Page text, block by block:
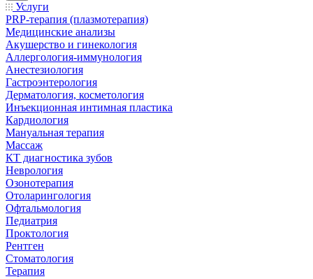
Услуги
PRP-терапия (плазмотерапия)
Медицинские анализы
Акушерство и гинекология
Аллергология-иммунология
Анестезиология
Гастроэнтерология
Дерматология, косметология
Инъекционная интимная пластика
Кардиология
Мануальная терапия
Массаж
КТ диагностика зубов
Неврология
Озонотерапия
Отоларингология
Офтальмология
Педиатрия
Проктология
Рентген
Стоматология
Терапия